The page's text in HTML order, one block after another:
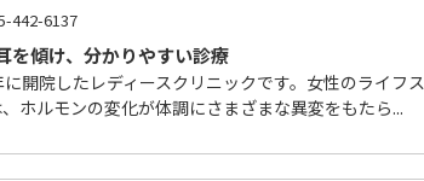
442-6137
を傾け、分かりやすい診療
開院したレディースクリニックです。女性のライフス
ホルモンの変化が体調にさまざまな異変をもたら...